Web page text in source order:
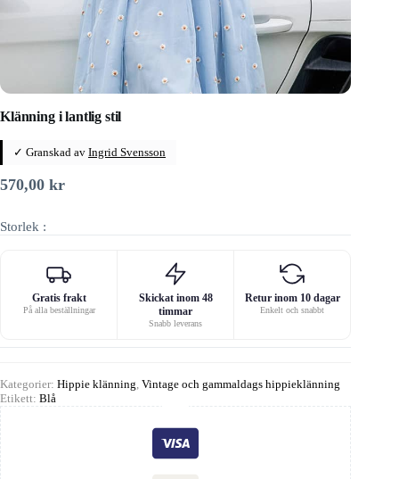
Klänning i lantlig stil
✓ Granskad av Ingrid Svensson
570,00 kr
Storlek :
Gratis frakt
På alla beställningar
Skickat inom 48
timmar
Snabb leverans
Retur inom 10 dagar
Enkelt och snabbt
Kategorier: Hippie klänning Vintage och gammaldags hippieklänning
Etikett: Blå